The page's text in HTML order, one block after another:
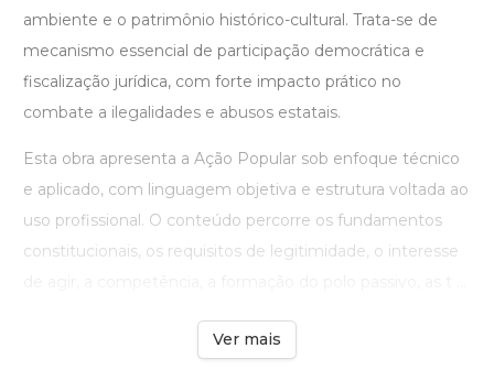
ambiente e o patrimônio histórico-cultural. Trata-se de
mecanismo essencial de participação democrática e
fiscalização jurídica, com forte impacto prático no
combate a ilegalidades e abusos estatais.
Esta obra apresenta a Ação Popular sob enfoque técnico
e aplicado, com linguagem objetiva e estrutura voltada ao
uso profissional. O conteúdo percorre os fundamentos
constitucionais, os requisitos de legitimidade, o interesse
Ver mais